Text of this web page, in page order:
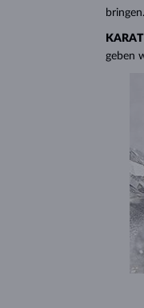
bringen.
KARAT
geben